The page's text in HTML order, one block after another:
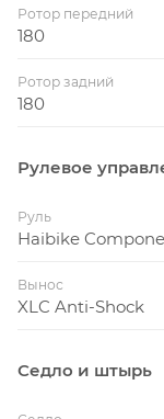
Ротор передний
180
Ротор задний
180
Рулевое
Руль
Haibike
Вынос
XLC Anti-Shock
Седло и штырь